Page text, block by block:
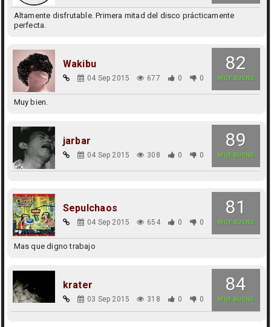
Altamente disfrutable. Primera mitad del disco prácticamente
perfecta.
82
MUY BUENO
Wakibu
04 Sep 2015 677 0 0
Muy bien.
89
MUY BUENO
jarbar
04 Sep 2015 308 0 0
81
MUY BUENO
Sepulchaos
04 Sep 2015 654 0 0
Mas que digno trabajo
84
MUY BUENO
krater
03 Sep 2015 318 0 0